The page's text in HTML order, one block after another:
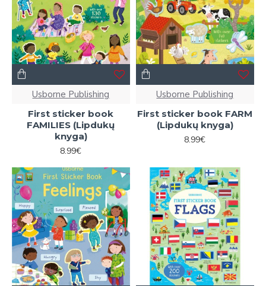
Usborne Publishing
First sticker book
FAMILIES (Lipdukų
knyga)
8.99€
Usborne Publishing
First sticker book FARM
(Lipdukų knyga)
8.99€